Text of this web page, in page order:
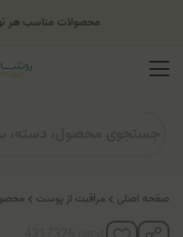
صفحه اصلی مراقبت از پوست
محصولات مناسب هر